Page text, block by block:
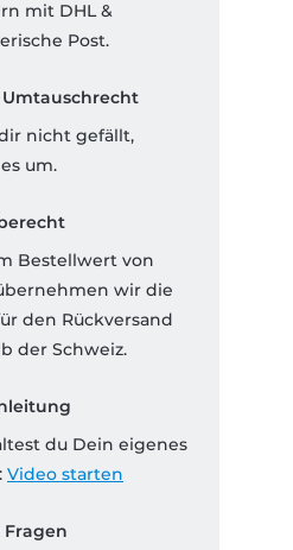
mit DHL &
Post.
Umtauschrecht
nicht gefällt,
um.
Bestellwert von
wir die
den Rückversand
der Schweiz.
du Dein eigenes
Video starten